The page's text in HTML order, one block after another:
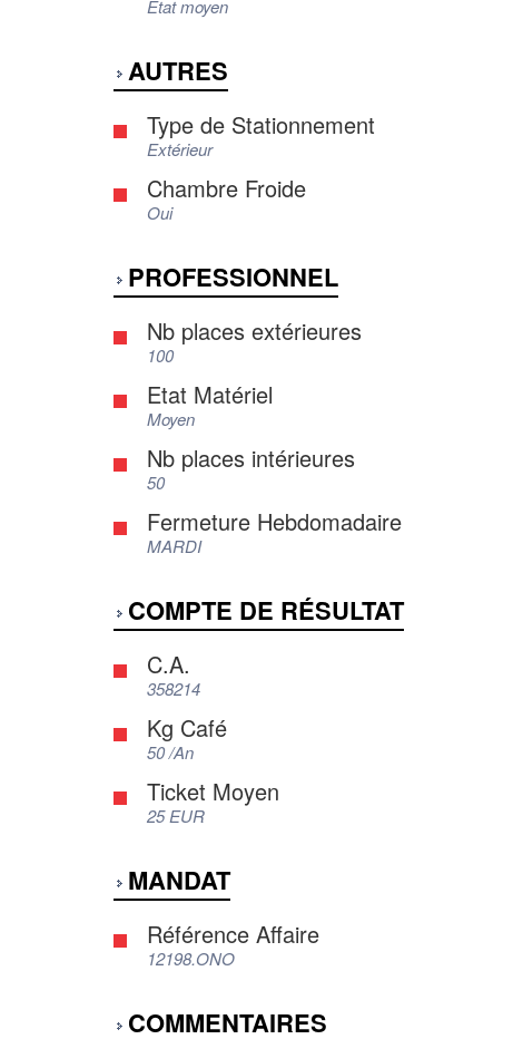
Etat moyen
AUTRES
Type de Stationnement
Extérieur
Chambre Froide
Oui
PROFESSIONNEL
Nb places extérieures
100
Etat Matériel
Moyen
Nb places intérieures
50
Fermeture Hebdomadaire
MARDI
COMPTE DE RÉSULTAT
C.A.
358214
Kg Café
50 /An
Ticket Moyen
25 EUR
MANDAT
Référence Affaire
12198.ONO
COMMENTAIRES